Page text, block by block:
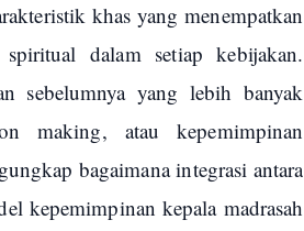
khas yang menempatkan
dalam setiap kebijakan.
sebelumnya yang lebih banyak
making, atau kepemimpinan
bagaimana integrasi antara
kepemimpinan kepala madrasah